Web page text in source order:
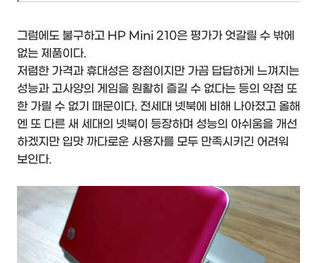
그럼에도 불구하고 HP Mini 210은 평가가 엇갈릴 수 밖에
없는 제품이다.
저렴한 가격과 휴대성은 장점이지만 가끔 답답하게 느껴지는
성능과 고사양의 게임을 원활히 즐길 수 없다는 등의 약점 또
한 가릴 수 없기 때문이다. 전세대 넷북에 비해 나아졌고 올해
엔 또 다른 새 세대의 넷북이 등장하며 성능의 아쉬움을 개선
하겠지만 입맛 까다로운 사용자를 모두 만족시키긴 어려워
보인다.